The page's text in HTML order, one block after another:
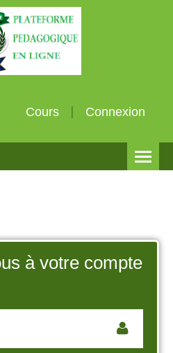
Cours Connexion
à votre compte